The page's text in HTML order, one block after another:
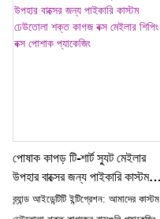
পোষাক কাপড় টি-শার্ট স্যুট মেইলার
উপহার বাক্সের জন্য পাইকারি কাস্টম
ঢেউতোলা শক্ত কাগজ বক্স মেইলার
শিপিং বক্স পোশাক প্যাকেজিং
ব্র্যান্ড আইডেন্টিটি ইন্টিগ্রেশন: আমাদের কাস্টম